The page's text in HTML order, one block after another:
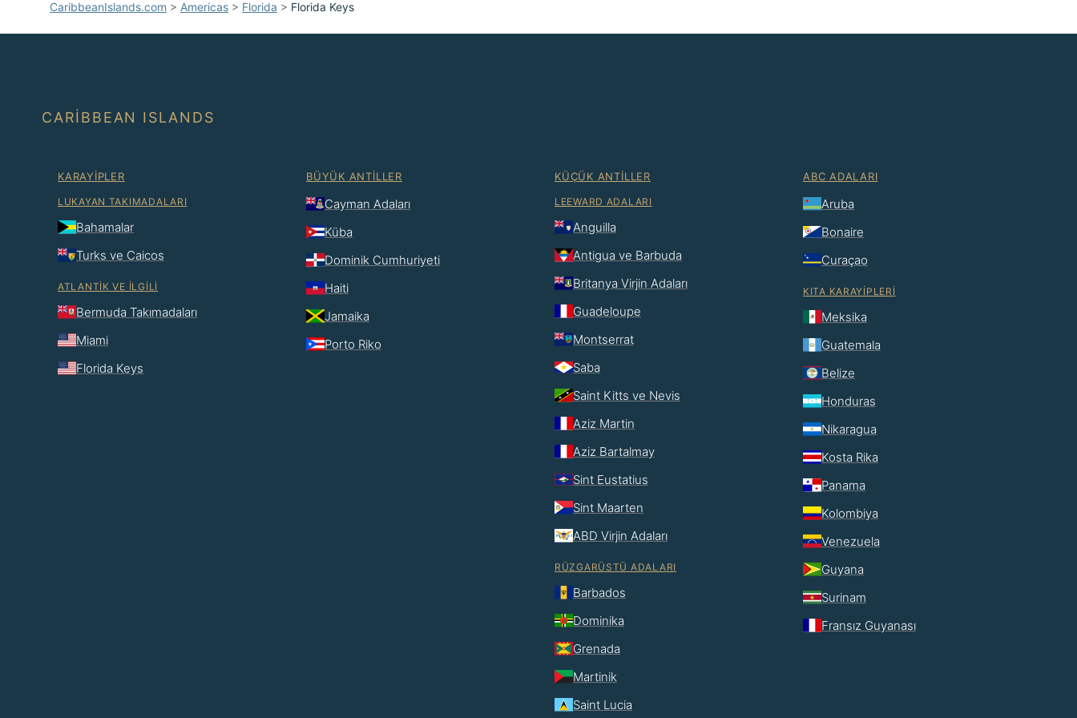
CaribbeanIslands.com > Americas > Florida > Florida Keys
CARIBBEAN ISLANDS
KARAYIPLER
LUKAYAN TAKIMADALARI
Bahamalar
Turks ve Caicos
ATLANTIK VE İLGILI
Bermuda Takımadaları
Miami
Florida Keys
BÜYÜK ANTILLER
Cayman Adaları
Küba
Dominik Cumhuriyeti
Haiti
Jamaika
Porto Riko
KÜÇÜK ANTILLER
LEEWARD ADALARI
Anguilla
Antigua ve Barbuda
Britanya Virjin Adaları
Guadeloupe
Montserrat
Saba
Saint Kitts ve Nevis
Aziz Martin
Aziz Bartalmay
Sint Eustatius
Sint Maarten
ABD Virjin Adaları
RÜZGARÜSTÜ ADALARI
Barbados
Dominika
Grenada
Martinik
Saint Lucia
ABC ADALARI
Aruba
Bonaire
Curaçao
KITA KARAYIPLERI
Meksika
Guatemala
Belize
Honduras
Nikaragua
Kosta Rika
Panama
Kolombiya
Venezuela
Guyana
Surinam
Fransız Guyanası